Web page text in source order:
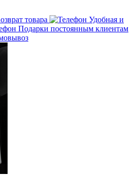
товара
Удобная и
Подарки постоянным клиентам